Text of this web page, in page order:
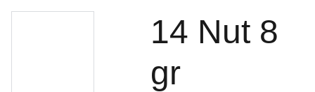
14 Nut 8
gr